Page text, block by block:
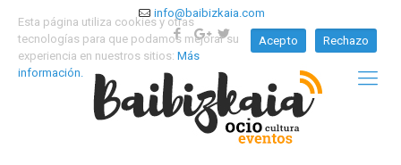
info@baibizkaia.com
Esta página utiliza cookies y otras
tecnologías para que podamos mejorar su
experiencia en nuestros sitios: Más
información.
Acepto Rechazo